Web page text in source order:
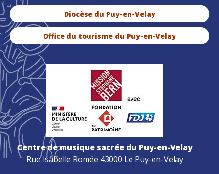
Diocèse du Puy-en-Velay
Office du tourisme du Puy-en-Velay
Centre de musique sacrée du Puy-en-Velay
Rue Isabelle Romée 43000 Le Puy-en-Velay